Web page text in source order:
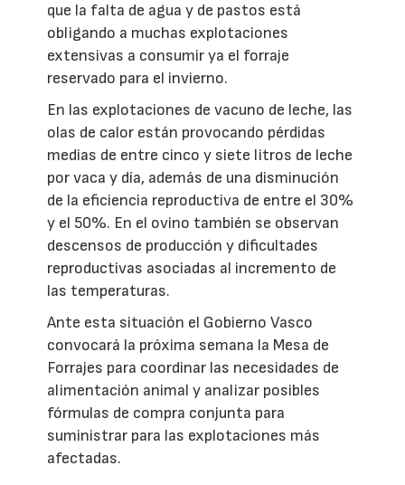
que la falta de agua y de pastos está
obligando a muchas explotaciones
extensivas a consumir ya el forraje
reservado para el invierno.
En las explotaciones de vacuno de leche, las
olas de calor están provocando pérdidas
medias de entre cinco y siete litros de leche
por vaca y día, además de una disminución
de la eficiencia reproductiva de entre el 30%
y el 50%. En el ovino también se observan
descensos de producción y dificultades
reproductivas asociadas al incremento de
las temperaturas.
Ante esta situación el Gobierno Vasco
convocará la próxima semana la Mesa de
Forrajes para coordinar las necesidades de
alimentación animal y analizar posibles
fórmulas de compra conjunta para
suministrar para las explotaciones más
afectadas.